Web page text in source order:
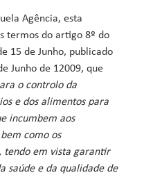
Agência, esta
termos do artigo 8º do
15 de Junho, publicado
Junho de 12009, que
o controlo da
e dos alimentos para
incumbem aos
como os
tendo em vista garantir
saúde e da qualidade de